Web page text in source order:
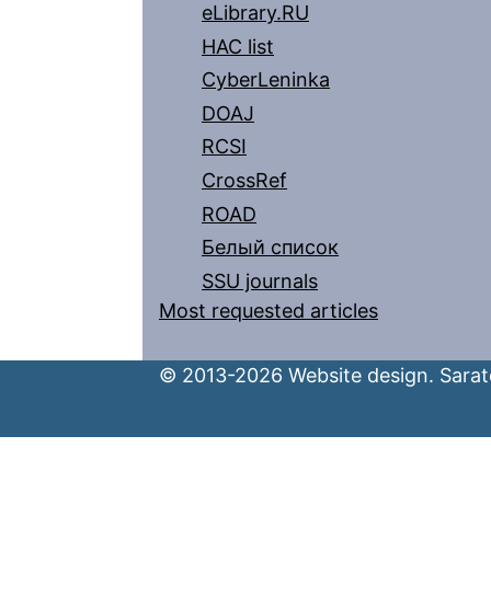
eLibrary.RU
HAC list
CyberLeninka
DOAJ
RCSI
CrossRef
ROAD
Белый список
SSU journals
Most requested articles
© 2013-2026 Website design.